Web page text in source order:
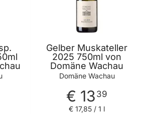
Gelber Muskateller
2025 750ml von
Domäne Wachau
Domäne Wachau
€ 13 39
€ 17,85 / 1 l